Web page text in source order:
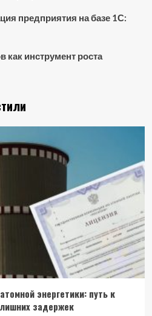
предприятия на базе 1С:
как инструмент роста
энергетики: путь к
задержек